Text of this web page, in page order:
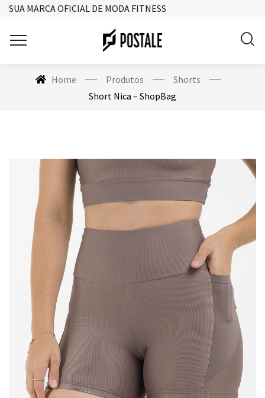
SUA MARCA OFICIAL DE MODA FITNESS
Home Produtos
Shorts
Short Nica – ShopBag